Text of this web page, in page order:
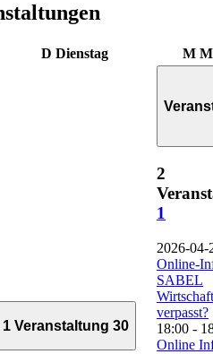
D Dienstag M
1 Veranstaltung 30
2
1
2026-04-
Online-
SABEL
verpasst?
18:00 -
Online